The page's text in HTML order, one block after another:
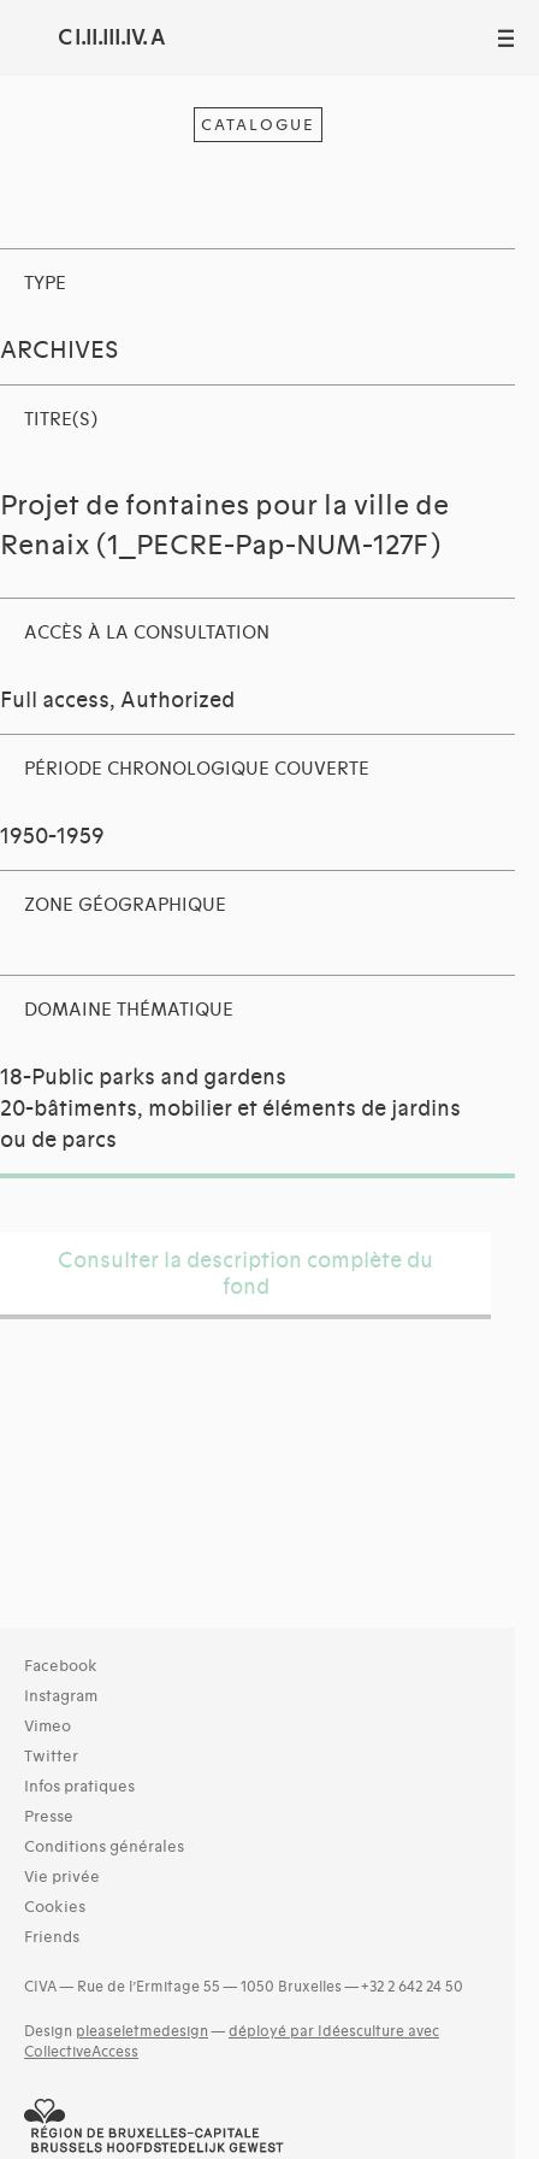
C I.II.III.IV. A III
CATALOGUE
TYPE
ARCHIVES
TITRE(S)
Projet de fontaines pour la ville de
Renaix (1_PECRE-Pap-NUM-127F)
ACCÈS À LA CONSULTATION
Full access, Authorized
PÉRIODE CHRONOLOGIQUE COUVERTE
1950-1959
ZONE GÉOGRAPHIQUE
DOMAINE THÉMATIQUE
18-Public parks and gardens
20-bâtiments, mobilier et éléments de jardins
ou de parcs
Consulter la description complète du
fond
Facebook
Instagram
Vimeo
Twitter
Infos pratiques
Presse
Conditions générales
Vie privée
Cookies
Friends
CIVA — Rue de l’Ermitage 55 — 1050 Bruxelles — +32 2 642 24 50
Design pleaseletmedesign — déployé par Idéesculture avec
CollectiveAccess